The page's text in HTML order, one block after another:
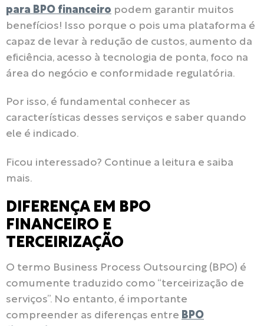
para BPO financeiro podem garantir muitos
benefícios! Isso porque o pois uma plataforma é
capaz de levar à redução de custos, aumento da
eficiência, acesso à tecnologia de ponta, foco na
área do negócio e conformidade regulatória.
Por isso, é fundamental conhecer as
características desses serviços e saber quando
ele é indicado.
Ficou interessado? Continue a leitura e saiba
mais.
DIFERENÇA EM BPO
FINANCEIRO E
TERCEIRIZAÇÃO
O termo Business Process Outsourcing (BPO) é
comumente traduzido como “terceirização de
serviços”. No entanto, é importante
compreender as diferenças entre BPO